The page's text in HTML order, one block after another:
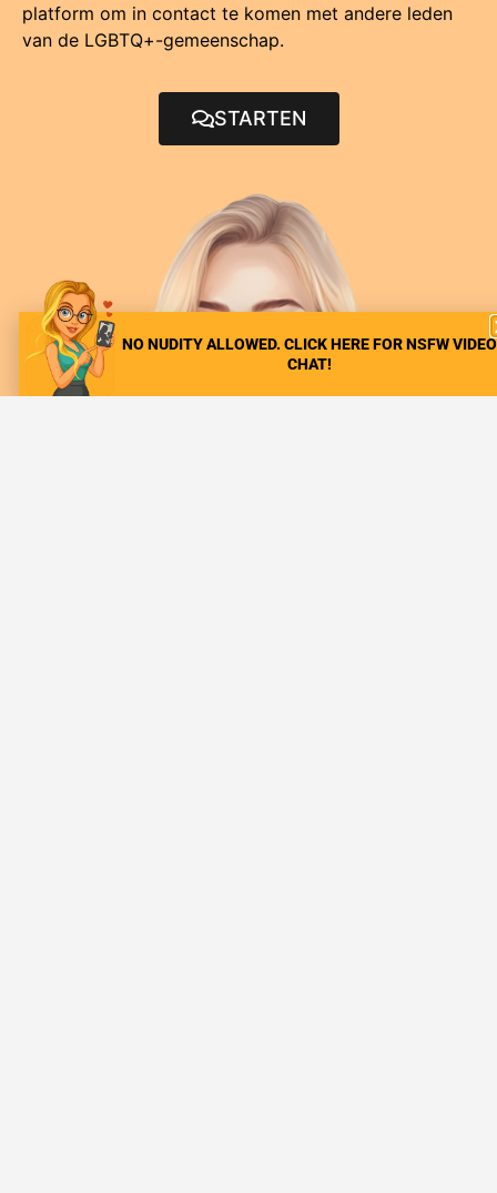
platform om in contact te komen met andere leden
van de LGBTQ+-gemeenschap.
STARTEN
NO NUDITY ALLOWED. CLICK HERE FOR NSFW VIDEO
CHAT!